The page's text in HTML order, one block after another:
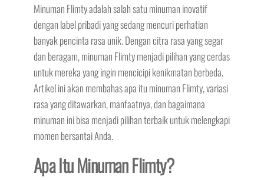
Minuman Flimty adalah salah satu minuman inovatif
dengan label pribadi yang sedang mencuri perhatian
banyak pencinta rasa unik. Dengan citra rasa yang segar
dan beragam, minuman Flimty menjadi pilihan yang cerdas
untuk mereka yang ingin mencicipi kenikmatan berbeda.
Artikel ini akan membahas apa itu minuman Flimty, variasi
rasa yang ditawarkan, manfaatnya, dan bagaimana
minuman ini bisa menjadi pilihan terbaik untuk melengkapi
momen bersantai Anda.
Apa Itu Minuman Flimty?